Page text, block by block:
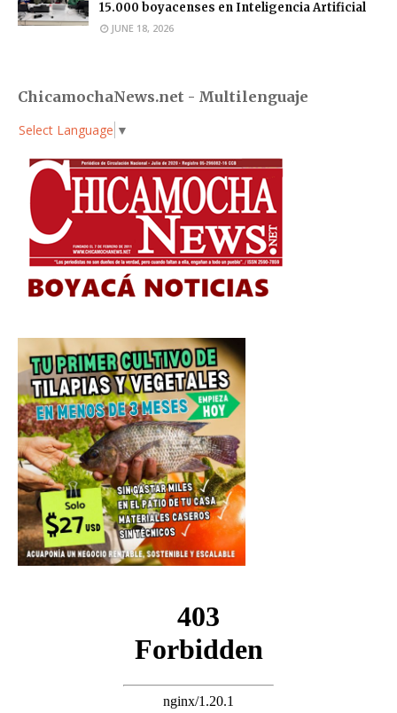
15.000 boyacenses en Inteligencia Artificial
JUNE 18, 2026
ChicamochaNews.net - Multilenguaje
Select Language ▼